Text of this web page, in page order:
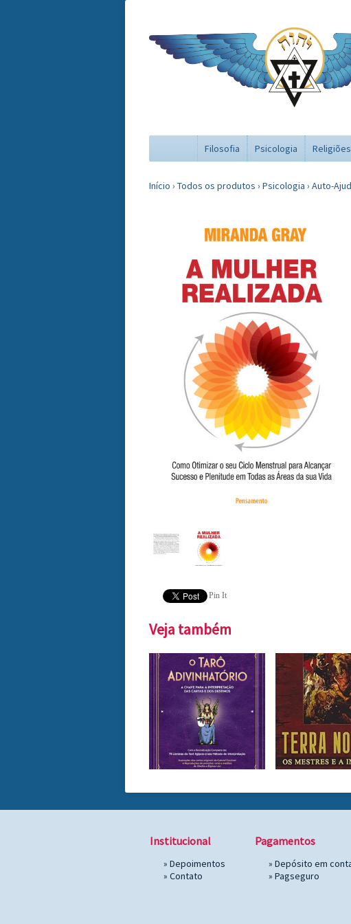
Filosofia Psicologia Religiões
Início › Todos os produtos › Psicologia › Auto-
Pin It
Veja também
Institucional
» Depoimentos
» Contato
Pagamentos
» Depósito em
» Pagseguro